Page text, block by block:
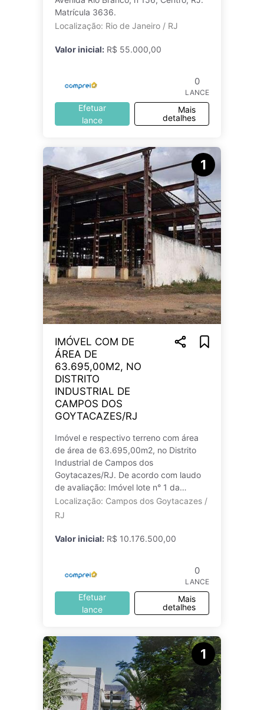
Matrícula 3636.
Localização: Rio de Janeiro / RJ
Valor inicial: R$ 55.000,00
0
LANCE
Efetuar
lance
Mais
detalhes
1
IMÓVEL COM DE
ÁREA DE
63.695,00M2, NO
DISTRITO
INDUSTRIAL DE
CAMPOS DOS
GOYTACAZES/RJ
Imóvel e respectivo terreno com área
de área de 63.695,00m2, no Distrito
Industrial de Campos dos
Goytacazes/RJ. De acordo com laudo
de avaliação: Imóvel lote n° 1 da
quadra 1, do Distrito Industrial de
Campos, no 3°
Localização: Campos dos Goytacazes /
RJ
Valor inicial: R$ 10.176.500,00
0
LANCE
Efetuar
lance
Mais
detalhes
1